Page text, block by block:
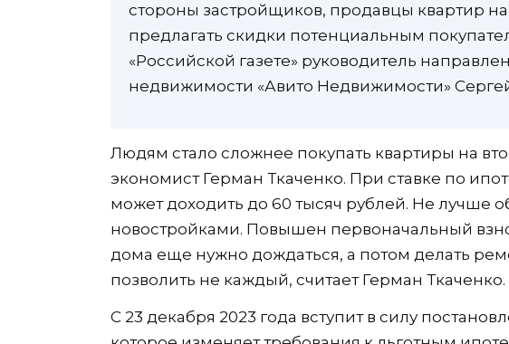
стороны застройщиков, продавцы квартир
предлагать скидки потенциальным
«Российской газете» руководитель
недвижимости «Авито Недвижимости»
Людям стало сложнее покупать квартиры на
экономист Герман Ткаченко. При ставке по
может доходить до 60 тысяч рублей. Не лучше
новостройками. Повышен первоначальный
дома еще нужно дождаться, а потом делать
позволить не каждый, считает Герман Ткаченко.
С 23 декабря 2023 года вступит в силу